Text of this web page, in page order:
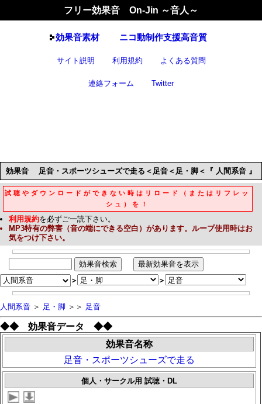
フリー効果音 On-Jin ～音人～
効果音素材 ニコ動制作支援高音質
サイト説明 利用規約 よくある質問
連絡フォーム Twitter
効果音足音・スポーツシューズで走る＜足音＜足・脚＜『 人間系音 』
試聴やダウンロードができない時はリロード（またはリフレッ
シュ）を！
利用規約を必ずご一読下さい。
MP3特有の弊害（音の端にできる空白）があります。ループ使用時はお
気をつけ下さい。
＞ ＞
人間系音 ＞ 足・脚 ＞＞ 足音
◆◆ 効果音データ ◆◆
効果音名称
足音・スポーツシューズで走る
個人・サークル用 試聴・DL